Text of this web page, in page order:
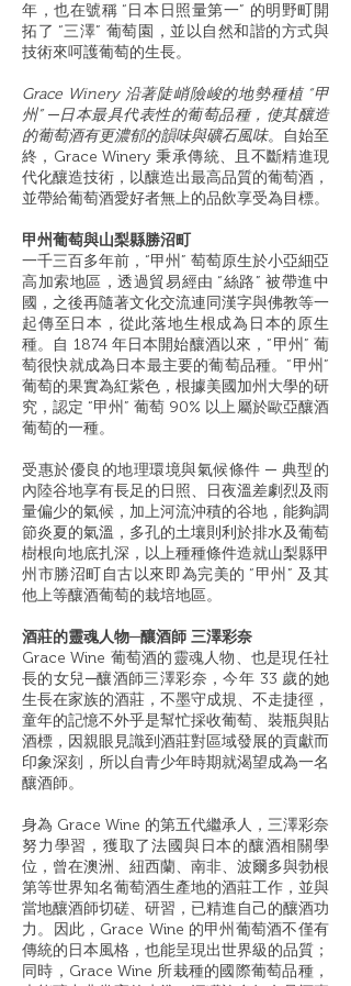
年，也在號稱 “日本日照量第一” 的明野町開
拓了 “三澤” 葡萄園，並以自然和諧的方式與
技術來呵護葡萄的生長。
Grace Winery 沿著陡峭險峻的地勢種植 “甲
州” ─日本最具代表性的葡萄品種，使其釀造
的葡萄酒有更濃郁的韻味與礦石風味。自始至
終，Grace Winery 秉承傳統、且不斷精進現
代化釀造技術，以釀造出最高品質的葡萄酒，
並帶給葡萄酒愛好者無上的品飲享受為目標。
甲州葡萄與山梨縣勝沼町
一千三百多年前，“甲州” 萄萄原生於小亞細亞
高加索地區，透過貿易經由 “絲路” 被帶進中
國，之後再隨著文化交流連同漢字與佛教等一
起傳至日本，從此落地生根成為日本的原生
種。自 1874 年日本開始釀酒以來，“甲州” 葡
萄很快就成為日本最主要的葡萄品種。“甲州”
葡萄的果實為紅紫色，根據美國加州大學的研
究，認定 “甲州” 葡萄 90% 以上屬於歐亞釀酒
葡萄的一種。
受惠於優良的地理環境與氣候條件 ─ 典型的
內陸谷地享有長足的日照、日夜溫差劇烈及雨
量偏少的氣候，加上河流沖積的谷地，能夠調
節炎夏的氣溫，多孔的土壤則利於排水及葡萄
樹根向地底扎深，以上種種條件造就山梨縣甲
州市勝沼町自古以來即為完美的 “甲州” 及其
他上等釀酒葡萄的栽培地區。
酒莊的靈魂人物─釀酒師 三澤彩奈
Grace Wine 葡萄酒的靈魂人物、也是現任社
長的女兒─釀酒師三澤彩奈，今年 33 歲的她
生長在家族的酒莊，不墨守成規、不走捷徑，
童年的記憶不外乎是幫忙採收葡萄、裝瓶與貼
酒標，因親眼見識到酒莊對區域發展的貢獻而
印象深刻，所以自青少年時期就渴望成為一名
釀酒師。
身為 Grace Wine 的第五代繼承人，三澤彩奈
努力學習，獲取了法國與日本的釀酒相關學
位，曾在澳洲、紐西蘭、南非、波爾多與勃根
第等世界知名葡萄酒生產地的酒莊工作，並與
當地釀酒師切磋、研習，已精進自己的釀酒功
力。因此，Grace Wine 的甲州葡萄酒不僅有
傳統的日本風格，也能呈現出世界級的品質；
同時，Grace Wine 所栽種的國際葡萄品種，